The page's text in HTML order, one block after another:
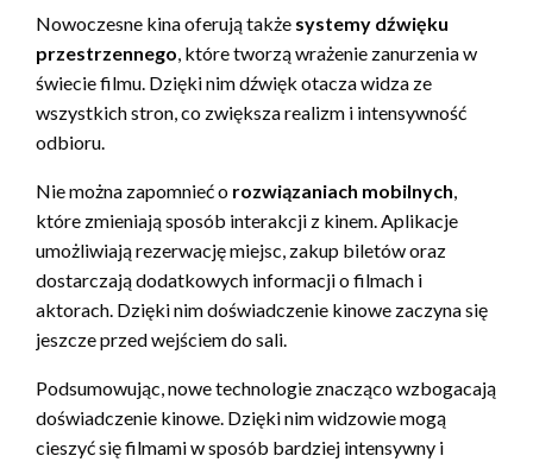
Nowoczesne kina oferują także systemy dźwięku
przestrzennego , które tworzą wrażenie zanurzenia w
świecie filmu. Dzięki nim dźwięk otacza widza ze
wszystkich stron, co zwiększa realizm i intensywność
odbioru.
Nie można zapomnieć o rozwiązaniach mobilnych
które zmieniają sposób interakcji z kinem. Aplikacje
umożliwiają rezerwację miejsc, zakup biletów oraz
dostarczają dodatkowych informacji o filmach i
aktorach. Dzięki nim doświadczenie kinowe zaczyna się
jeszcze przed wejściem do sali.
Podsumowując, nowe technologie znacząco wzbogacają
doświadczenie kinowe. Dzięki nim widzowie mogą
cieszyć się filmami w sposób bardziej intensywny i